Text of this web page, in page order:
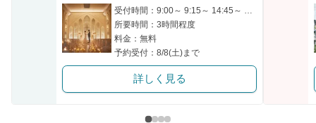
受付時間：9:00～ 9:15～ 14:45～ 15:00～ 18:30～
所要時間：3時間程度
料金：無料
予約受付：8/8(土)まで
詳しく見る